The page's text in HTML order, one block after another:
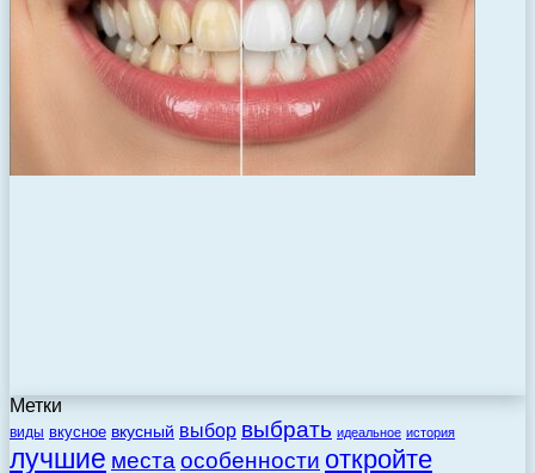
Метки
виды вкусное вкусный выбор выбрать идеальное история
лучшие места особенности откройте